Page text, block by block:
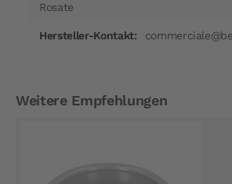
Rosate
Weitere Empfehlungen